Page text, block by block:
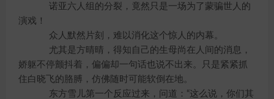
诺亚六人组的分裂，竟然只是一场为了蒙骗世人的
演戏！
众人默然片刻，难以消化这个惊人的内幕。
尤其是方晴晴，得知自己的生母尚在人间的消息，
娇躯不停颤抖着，偏偏却一句话也说不出来。只是紧紧抓
住白晓飞的胳膊，仿佛随时可能软倒在地。
东方雪儿第一个反应过来，问道：“这么说，你们其